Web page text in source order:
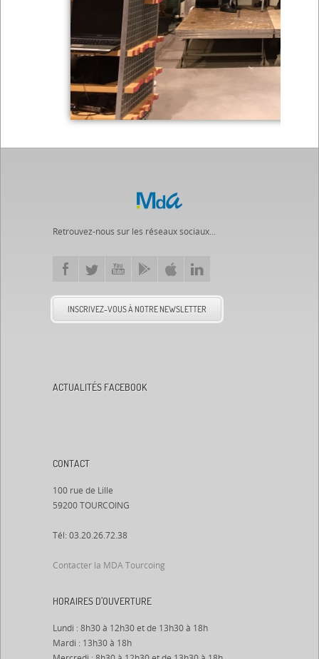
Retrouvez-nous sur les réseaux sociaux...
INSCRIVEZ-VOUS À NOTRE NEWSLETTER
ACTUALITÉS FACEBOOK
CONTACT
100 rue de Lille
59200 TOURCOING
Tél: 03.20.26.72.38
Contacter la MDA Tourcoing
HORAIRES D’OUVERTURE
Lundi : 8h30 à 12h30 et de 13h30 à 18h
Mardi : 13h30 à 18h